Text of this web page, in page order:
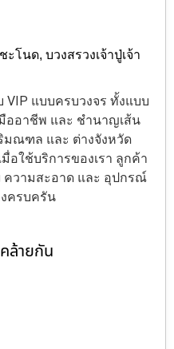
ะโนด, บวงสรวงเจ้าปู่เจ้า
แบบครบวงจร ทั้งแบบ
ออาชีพ และ ชำนาญเส้น
มณฑล และ ต่างจังหวัด
อใช้บริการของเรา ลูกค้า
ความสะอาด และ อุปกรณ์
ครบครัน
ล้ายกัน